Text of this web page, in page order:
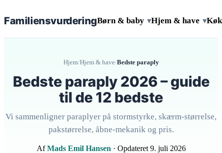
FamiliensvurderingBørn & baby ▾Hjem & have ▾
Hjem/Hjem & have/Bedste paraply
Bedste paraply 2026 – guide
til de 12 bedste
Vi sammenligner paraplyer på stormstyrke, skærm-størrelse,
pakstørrelse, åbne-mekanik og pris.
AfMads Emil Hansen · Opdateret 9. juli 2026